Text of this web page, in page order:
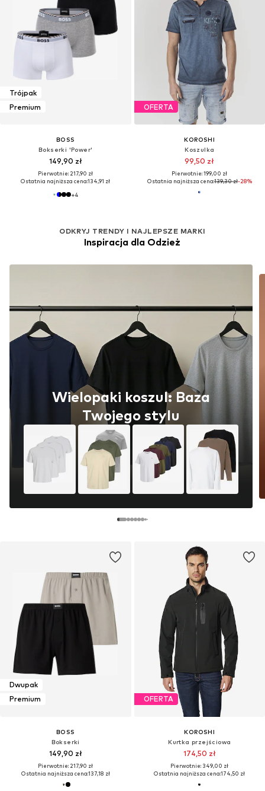
Trójpak
Premium
BOSS
Bokserki 'Power'
149,90 zł
Pierwotnie: 217,90 zł
Ostatnia najniższa cena:134,91 zł
+4
OFERTA
KOROSHI
Koszulka
99,50 zł
Pierwotnie: 199,00 zł
Ostatnia najniższa cena:139,30 zł-28%
Dwupak
Premium
BOSS
Bokserki
149,90 zł
Pierwotnie: 217,90 zł
Ostatnia najniższa cena:137,18 zł
ODKRYJ TRENDY I NAJLEPSZE MARKI
Inspiracja dla Odzież
Wielopaki koszul: Baza
Twojego stylu
OFERTA
KOROSHI
Kurtka przejściowa
174,50 zł
Pierwotnie: 349,00 zł
Ostatnia najniższa cena:174,50 zł